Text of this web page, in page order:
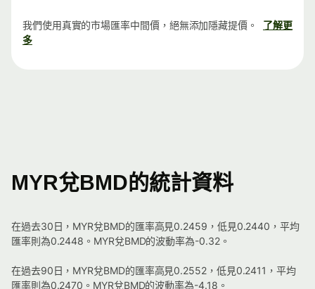
我們使用真實的市場匯率中間價，絕無添加隱藏提價。
了解更
多
MYR兌BMD的統計資料
在過去30日，MYR兌BMD的匯率高見0.2459，低見0.2440，平均
匯率則為0.2448。MYR兌BMD的波動率為-0.32。
在過去90日，MYR兌BMD的匯率高見0.2552，低見0.2411，平均
匯率則為0.2470。MYR兌BMD的波動率為-4.18。